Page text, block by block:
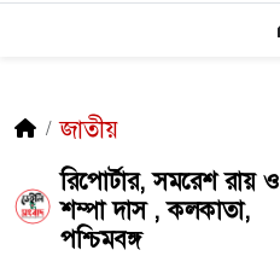
জাতীয়
রিপোর্টার, সমরেশ রায় ও
শম্পা দাস , কলকাতা,
পশ্চিমবঙ্গ